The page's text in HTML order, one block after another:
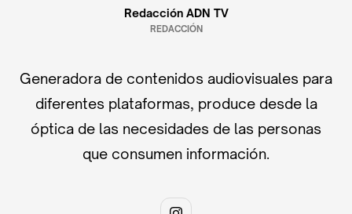
Redacción ADN TV
REDACCIÓN
Generadora de contenidos audiovisuales para
diferentes plataformas, produce desde la
óptica de las necesidades de las personas
que consumen información.